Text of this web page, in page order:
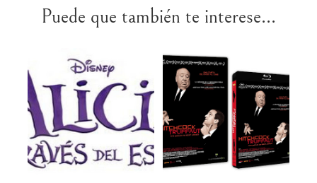
Puede que también te interese...